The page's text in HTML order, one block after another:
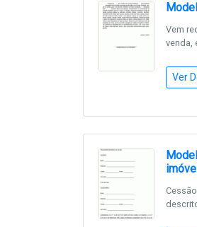
Vem
venda,
Ver